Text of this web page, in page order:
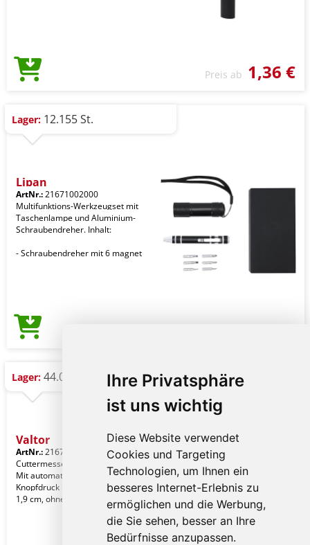
Ihre Privatsphäre
ist uns wichtig
Diese Website verwendet
Cookies und Targeting
Technologien, um Ihnen ein
besseres Internet-Erlebnis zu
ermöglichen und die Werbung,
die Sie sehen, besser an Ihre
Bedürfnisse anzupassen.
Preis ab 1,36 €
Lager: 12.155 St.
Lipan
ArtNr.:21671002000
Multifunktions-Werkzeugset mit
Taschenlampe und Aluminium-
Schraubendreher. Inhalt:
- Schraubendreher mit 6 magnet
Lager: 44.000 St.
Valtor
ArtNr.:21670019000
Cuttermesser aus transluzentem PS.
Mit automatischem Einzug per
Knopfdruck und einer Klinge von 6 x
1,9 cm, ohne Festste